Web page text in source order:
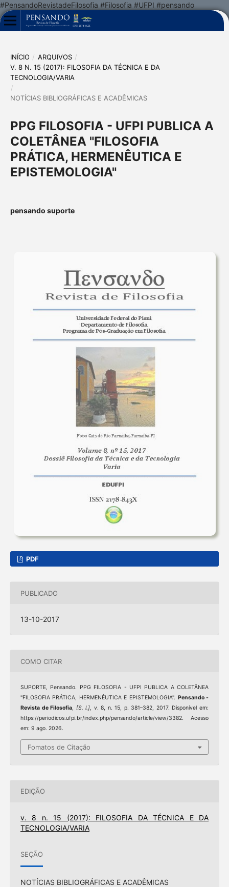
#PensandoRevistadeFilosofia #Filosofia #UFPI #pensando
INÍCIO / ARQUIVOS /
V. 8 N. 15 (2017): FILOSOFIA DA TÉCNICA E DA
TECNOLOGIA/VARIA
/
NOTÍCIAS BIBLIOGRÁFICAS E ACADÊMICAS
PPG FILOSOFIA - UFPI PUBLICA A
COLETÂNEA "FILOSOFIA
PRÁTICA, HERMENÊUTICA E
EPISTEMOLOGIA"
pensando suporte
PDF
PUBLICADO
13-10-2017
COMO CITAR
SUPORTE, Pensando. PPG FILOSOFIA - UFPI PUBLICA A COLETÂNEA
"FILOSOFIA PRÁTICA, HERMENÊUTICA E EPISTEMOLOGIA". Pensando -
Revista de Filosofia, [S. l.], v. 8, n. 15, p. 381–382, 2017. Disponível em:
https://periodicos.ufpi.br/index.php/pensando/article/view/3382. Acesso
em: 9 ago. 2026.
Fomatos de Citação
EDIÇÃO
v. 8 n. 15 (2017): FILOSOFIA DA TÉCNICA E DA
TECNOLOGIA/VARIA
SEÇÃO
NOTÍCIAS BIBLIOGRÁFICAS E ACADÊMICAS